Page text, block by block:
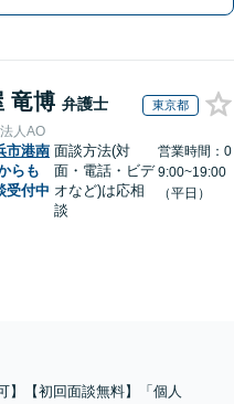
竜博 弁護士 東京都
人AO
市港南
らも
受付中
面談方法(対
面・電話・ビデ
オなど)は応相
談
営業時間：0
9:00~19:00
（平日）
】【初回面談無料】「個人